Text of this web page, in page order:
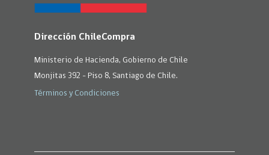
Dirección ChileCompra
Ministerio de Hacienda, Gobierno de Chile
Monjitas 392 - Piso 8, Santiago de Chile.
Términos y Condiciones